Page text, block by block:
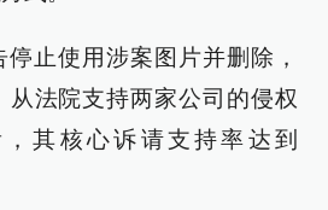
止使用涉案图片并删除，
从法院支持两家公司的侵权
其核心诉请支持率达到